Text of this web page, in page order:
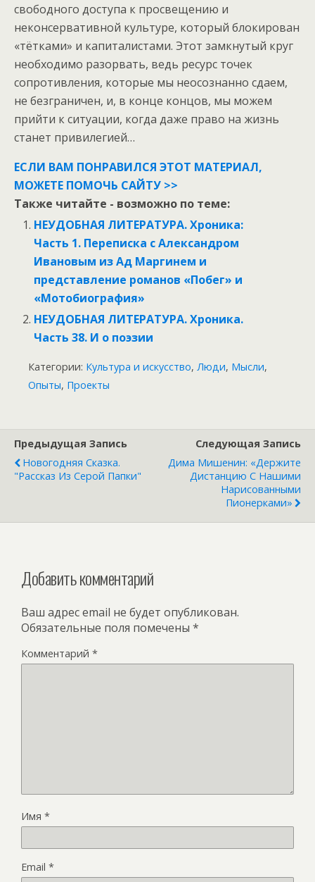
свободного доступа к просвещению и
неконсервативной культуре, который блокирован
«тётками» и капиталистами. Этот замкнутый круг
необходимо разорвать, ведь ресурс точек
сопротивления, которые мы неосознанно сдаем,
не безграничен, и, в конце концов, мы можем
прийти к ситуации, когда даже право на жизнь
станет привилегией…
ЕСЛИ ВАМ ПОНРАВИЛСЯ ЭТОТ МАТЕРИАЛ,
МОЖЕТЕ ПОМОЧЬ САЙТУ >>
Также читайте - возможно по теме:
НЕУДОБНАЯ ЛИТЕРАТУРА. Хроника:
Часть 1. Переписка с Александром
Ивановым из Ад Маргинем и
представление романов «Побег» и
«Мотобиография»
НЕУДОБНАЯ ЛИТЕРАТУРА. Хроника.
Часть 38. И о поэзии
Категории: Культура и искусство, Люди, Мысли,
Опыты, Проекты
Предыдущая Запись
Новогодняя Сказка.
"Рассказ Из Серой Папки"
Следующая Запись
Дима Мишенин: «Держите
Дистанцию С Нашими
Нарисованными
Пионерками»
Добавить комментарий
Ваш адрес email не будет опубликован.
Обязательные поля помечены *
Комментарий *
Имя *
Email *